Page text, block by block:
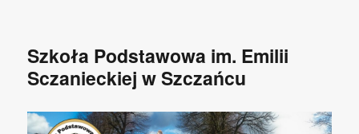
Szkoła Podstawowa im. Emilii
Sczanieckiej w Szczańcu